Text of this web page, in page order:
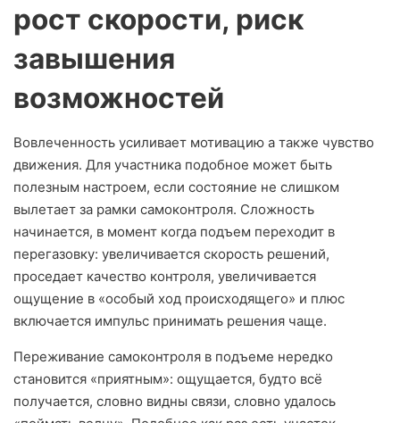
рост скорости, риск
завышения
возможностей
Вовлеченность усиливает мотивацию а также чувство
движения. Для участника подобное может быть
полезным настроем, если состояние не слишком
вылетает за рамки самоконтроля. Сложность
начинается, в момент когда подъем переходит в
перегазовку: увеличивается скорость решений,
проседает качество контроля, увеличивается
ощущение в «особый ход происходящего» и плюс
включается импульс принимать решения чаще.
Переживание самоконтроля в подъеме нередко
становится «приятным»: ощущается, будто всё
получается, словно видны связи, словно удалось